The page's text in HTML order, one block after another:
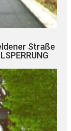
Straße